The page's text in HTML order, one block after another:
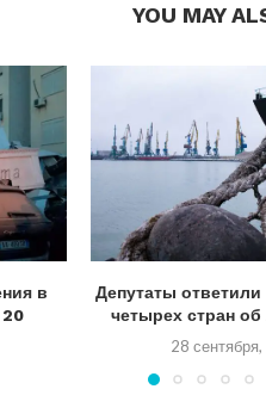
YOU MAY
в
Депутаты ответили
четырех стран
28